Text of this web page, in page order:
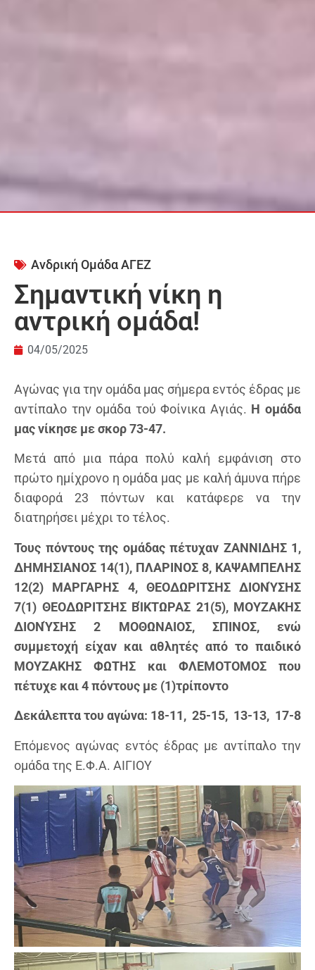
Ανδρική Ομάδα ΑΓΕΖ
Σημαντική νίκη η
αντρική ομάδα!
04/05/2025
Αγώνας για την ομάδα μας σήμερα εντός έδρας με
αντίπαλο την ομάδα τού Φοίνικα Αγιάς. Η ομάδα
μας νίκησε με σκορ 73-47.
Μετά από μια πάρα πολύ καλή εμφάνιση στο
πρώτο ημίχρονο η ομάδα μας με καλή άμυνα πήρε
διαφορά 23 πόντων και κατάφερε να την
διατηρήσει μέχρι το τέλος.
Τους πόντους της ομάδας πέτυχαν ΖΑΝΝΙΔΗΣ 1,
ΔΗΜΗΣΙΑΝΟΣ 14(1), ΠΛΑΡΙΝΟΣ 8, ΚΑΨΑΜΠΕΛΗΣ
12(2) ΜΑΡΓΑΡΗΣ 4, ΘΕΟΔΩΡΙΤΣΗΣ ΔΙΟΝΎΣΗΣ
7(1) ΘΕΟΔΩΡΙΤΣΗΣ ΒΊΚΤΩΡΑΣ 21(5), ΜΟΥΖΑΚΗΣ
ΔΙΟΝΎΣΗΣ 2 ΜΟΘΩΝΑΙΟΣ, ΣΠΙΝΟΣ, ενώ
συμμετοχή είχαν και αθλητές από το παιδικό
ΜΟΥΖΑΚΗΣ ΦΩΤΗΣ και ΦΛΕΜΟΤΟΜΟΣ που
πέτυχε και 4 πόντους με (1)τρίποντο
Δεκάλεπτα του αγώνα: 18-11, 25-15, 13-13, 17-8
Επόμενος αγώνας εντός έδρας με αντίπαλο την
ομάδα της Ε.Φ.Α. ΑΙΓΙΟΥ